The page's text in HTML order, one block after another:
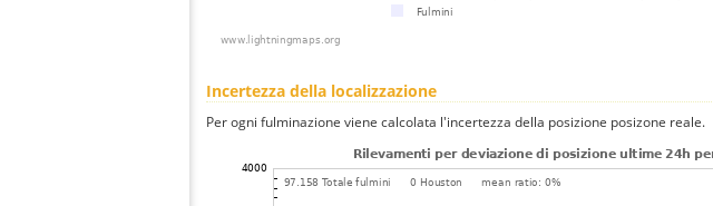
Incertezza della localizzazione
Per ogni fulminazione viene calcolata l'incertezza della posizione posizone reale.